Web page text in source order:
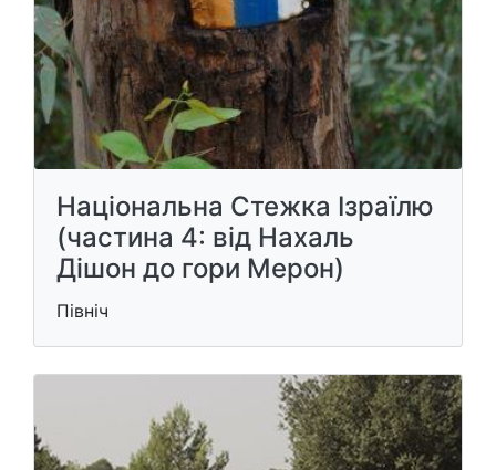
Національна Стежка Ізраїлю
(частина 4: від Нахаль
Дішон до гори Мерон)
Північ